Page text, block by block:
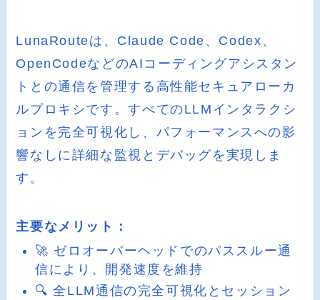
LunaRouteは、Claude Code、Codex、
OpenCodeなどのAIコーディングアシスタン
トとの通信を管理する高性能セキュアローカ
ルプロキシです。すべてのLLMインタラクシ
ョンを完全可視化し、パフォーマンスへの影
響なしに詳細な監視とデバッグを実現しま
す。
主要なメリット：
🚀 ゼロオーバーヘッドでのパススルー通
信により、開発速度を維持
🔍 全LLM通信の完全可視化とセッション